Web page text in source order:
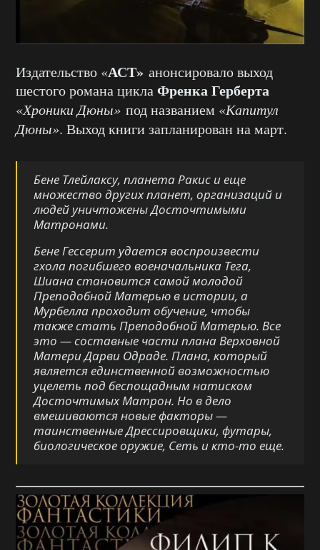
Издательство «АСТ» анонсировало выход
шестого романа циклаФренка Герберта
«Хроники Дюны» под названием «Капитул
Дюны». Выход книги запланирован на март.
Бене Тлейлаксу, планета Ракис и еще
множество других планет, организаций и
людей уничтожены Досточтимыми
Матронами.
Бене Гессерит удается воспроизвести
гхола погибшего военачальника Тега,
Шиана становится самой молодой
Преподобной Матерью в истории, а
Мурбелла проходит обучение, чтобы
также стать Преподобной Матерью. Все
это — составные части плана Верховной
Матери Дарви Одраде. Плана, который
является единственной возможностью
уцелеть под беспощадным натиском
Досточтимых Матрон. Но в дело
вмешиваются новые факторы —
таинственные Дрессировщики, футары,
биологическое оружие, Сеть и кто-то еще.